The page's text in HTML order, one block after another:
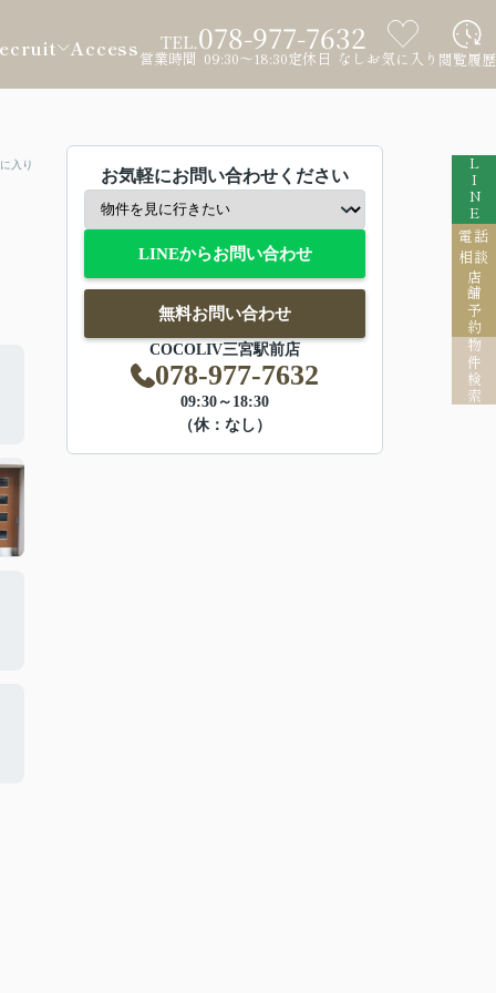
Access TEL.078-977-7632
営業時間 09:30～18:30定休日 なし お気に入り 閲覧履歴
LINE
電話
相談
店舗予約
物件検索
入り
お気軽にお問い合わせください
LINEからお問い合わせ
無料お問い合わせ
COCOLIV三宮駅前店
078-977-7632
09:30～18:30
（休：なし）